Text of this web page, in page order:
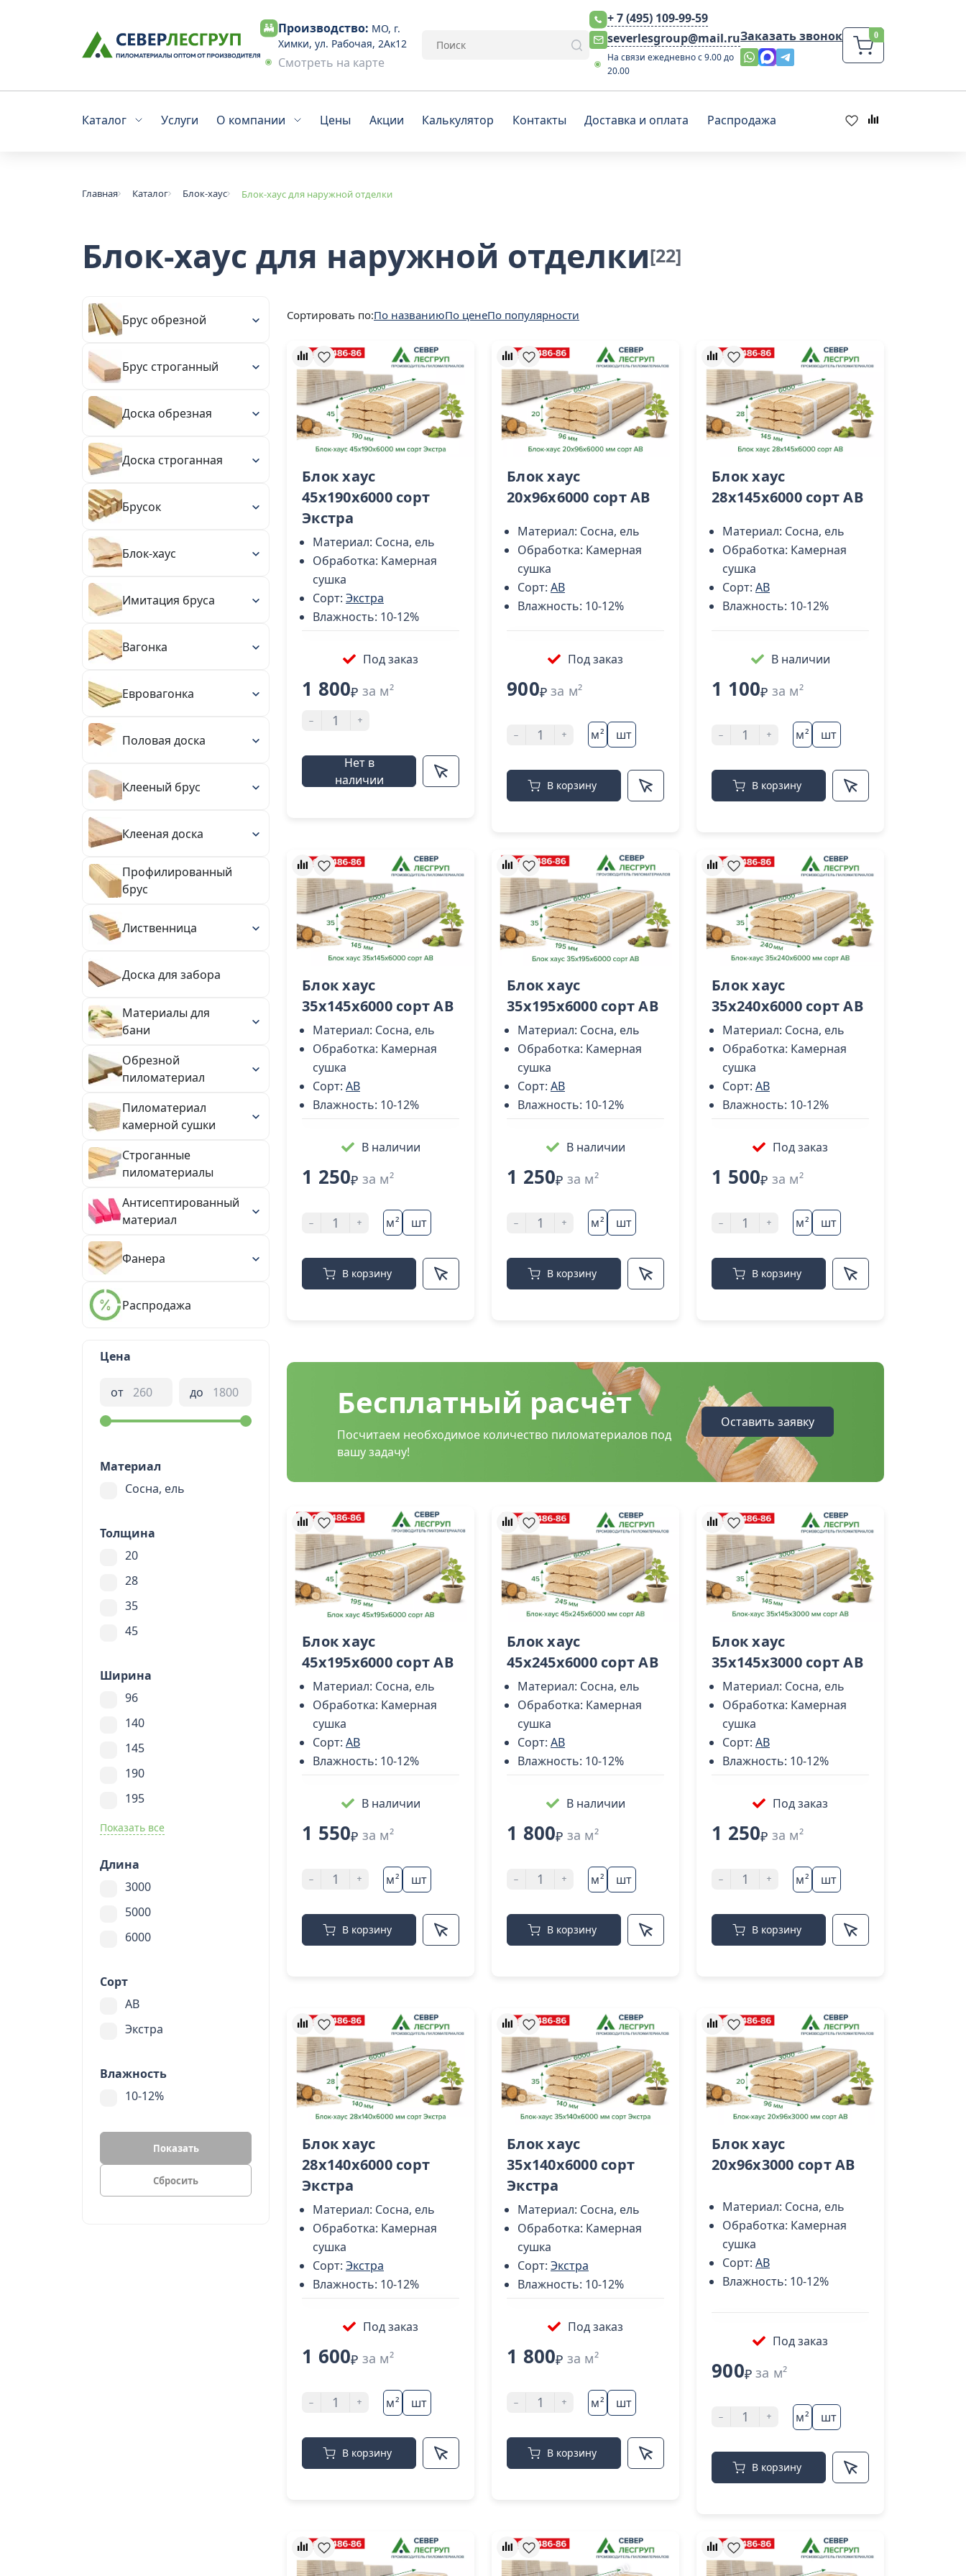
Производство: МО, г.
Химки, ул. Рабочая, 2Ак12
Смотреть на карте
+ 7 (495) 109-99-59
severlesgroup@mail.ru
На связи ежедневно с 9.00 до
20.00
Заказать звонок
Каталог Услуги О компании Цены Акции Калькулятор Контакты Доставка и оплата Распродажа
Главная Каталог Блок-хаус Блок-хаус для наружной отделки
Блок-хаус для наружной отделки[22]
Брус обрезной
Брус строганный
Доска обрезная
Доска строганная
Брусок
Блок-хаус
Имитация бруса
Вагонка
Евровагонка
Половая доска
Клееный брус
Клееная доска
Профилированный
брус
Лиственница
Доска для забора
Материалы для
бани
Обрезной
пиломатериал
Пиломатериал
камерной сушки
Строганные
пиломатериалы
Антисептированный
материал
Фанера
Распродажа
Цена
от до
Материал
Сосна, ель
Толщина
20
28
35
45
Ширина
96
140
145
190
195
Показать все
Длина
3000
5000
6000
Сорт
AB
Экстра
Влажность
10-12%
Показать
Сортировать по:По названиюПо ценеПо популярности
Блок хаус
45х190х6000 сорт
Экстра
Материал: Сосна, ель
Обработка: Камерная
сушка
Сорт: Экстра
Влажность: 10-12%
Под заказ
1 800₽ за м²
- +
Нет в
наличии
Блок хаус
20х96х6000 сорт AB
Материал: Сосна, ель
Обработка: Камерная
сушка
Сорт: AB
Влажность: 10-12%
Под заказ
900₽ за м²
- + м² шт
В корзину
Блок хаус
28х145х6000 сорт AB
Материал: Сосна, ель
Обработка: Камерная
сушка
Сорт: AB
Влажность: 10-12%
В наличии
1 100₽ за м²
- + м² шт
В корзину
Блок хаус
35х145х6000 сорт AB
Материал: Сосна, ель
Обработка: Камерная
сушка
Сорт: AB
Влажность: 10-12%
В наличии
1 250₽ за м²
- + м² шт
В корзину
Блок хаус
35х195х6000 сорт AB
Материал: Сосна, ель
Обработка: Камерная
сушка
Сорт: AB
Влажность: 10-12%
В наличии
1 250₽ за м²
- + м² шт
В корзину
Блок хаус
35х240х6000 сорт AB
Материал: Сосна, ель
Обработка: Камерная
сушка
Сорт: AB
Влажность: 10-12%
Под заказ
1 500₽ за м²
- + м² шт
В корзину
Бесплатный расчёт
Посчитаем необходимое количество пиломатериалов под
вашу задачу!
Оставить заявку
Блок хаус
45х195х6000 сорт AB
Материал: Сосна, ель
Обработка: Камерная
сушка
Сорт: AB
Влажность: 10-12%
В наличии
1 550₽ за м²
- + м² шт
В корзину
Блок хаус
45х245х6000 сорт AB
Материал: Сосна, ель
Обработка: Камерная
сушка
Сорт: AB
Влажность: 10-12%
В наличии
1 800₽ за м²
- + м² шт
В корзину
Блок хаус
35х145х3000 сорт AB
Материал: Сосна, ель
Обработка: Камерная
сушка
Сорт: AB
Влажность: 10-12%
Под заказ
1 250₽ за м²
- + м² шт
В корзину
Блок хаус
28х140х6000 сорт
Экстра
Материал: Сосна, ель
Обработка: Камерная
сушка
Сорт: Экстра
Влажность: 10-12%
Под заказ
1 600₽ за м²
- + м² шт
В корзину
Блок хаус
35х140х6000 сорт
Экстра
Материал: Сосна, ель
Обработка: Камерная
сушка
Сорт: Экстра
Влажность: 10-12%
Под заказ
1 800₽ за м²
- + м² шт
В корзину
Блок хаус
20х96х3000 сорт AB
Материал: Сосна, ель
Обработка: Камерная
сушка
Сорт: AB
Влажность: 10-12%
Под заказ
900₽ за м²
- + м² шт
В корзину